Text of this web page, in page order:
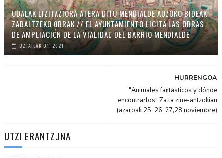
UDALAK LIZITAZIORA ATERA DITU MENDIALDE AUZOKO BIDEAK
ZABALTZEKO OBRAK // EL AYUNTAMIENTO LICITA LAS OBRAS
DE AMPLIACIÓN DE LA VIALIDAD DEL BARRIO MENDIALDE
UZTAILAK 01, 2021
HURRENGOA
"Animales fantásticos y dónde
encontrarlos" Zalla zine-antzokian
(azaroak 25, 26, 27,28 noviembre)
UTZI ERANTZUNA